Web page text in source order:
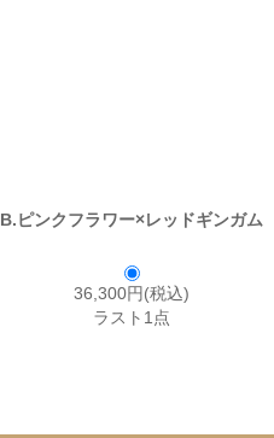
B.ピンクフラワー×レッドギンガム
36,300円(税込)
ラスト1点